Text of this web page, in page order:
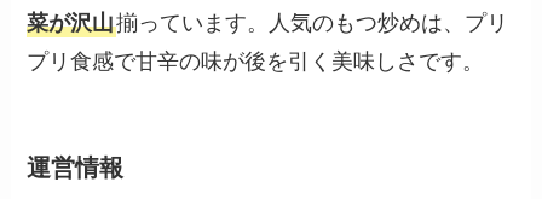
菜が沢山揃っています。人気のもつ炒めは、プリ
プリ食感で甘辛の味が後を引く美味しさです。
運営情報